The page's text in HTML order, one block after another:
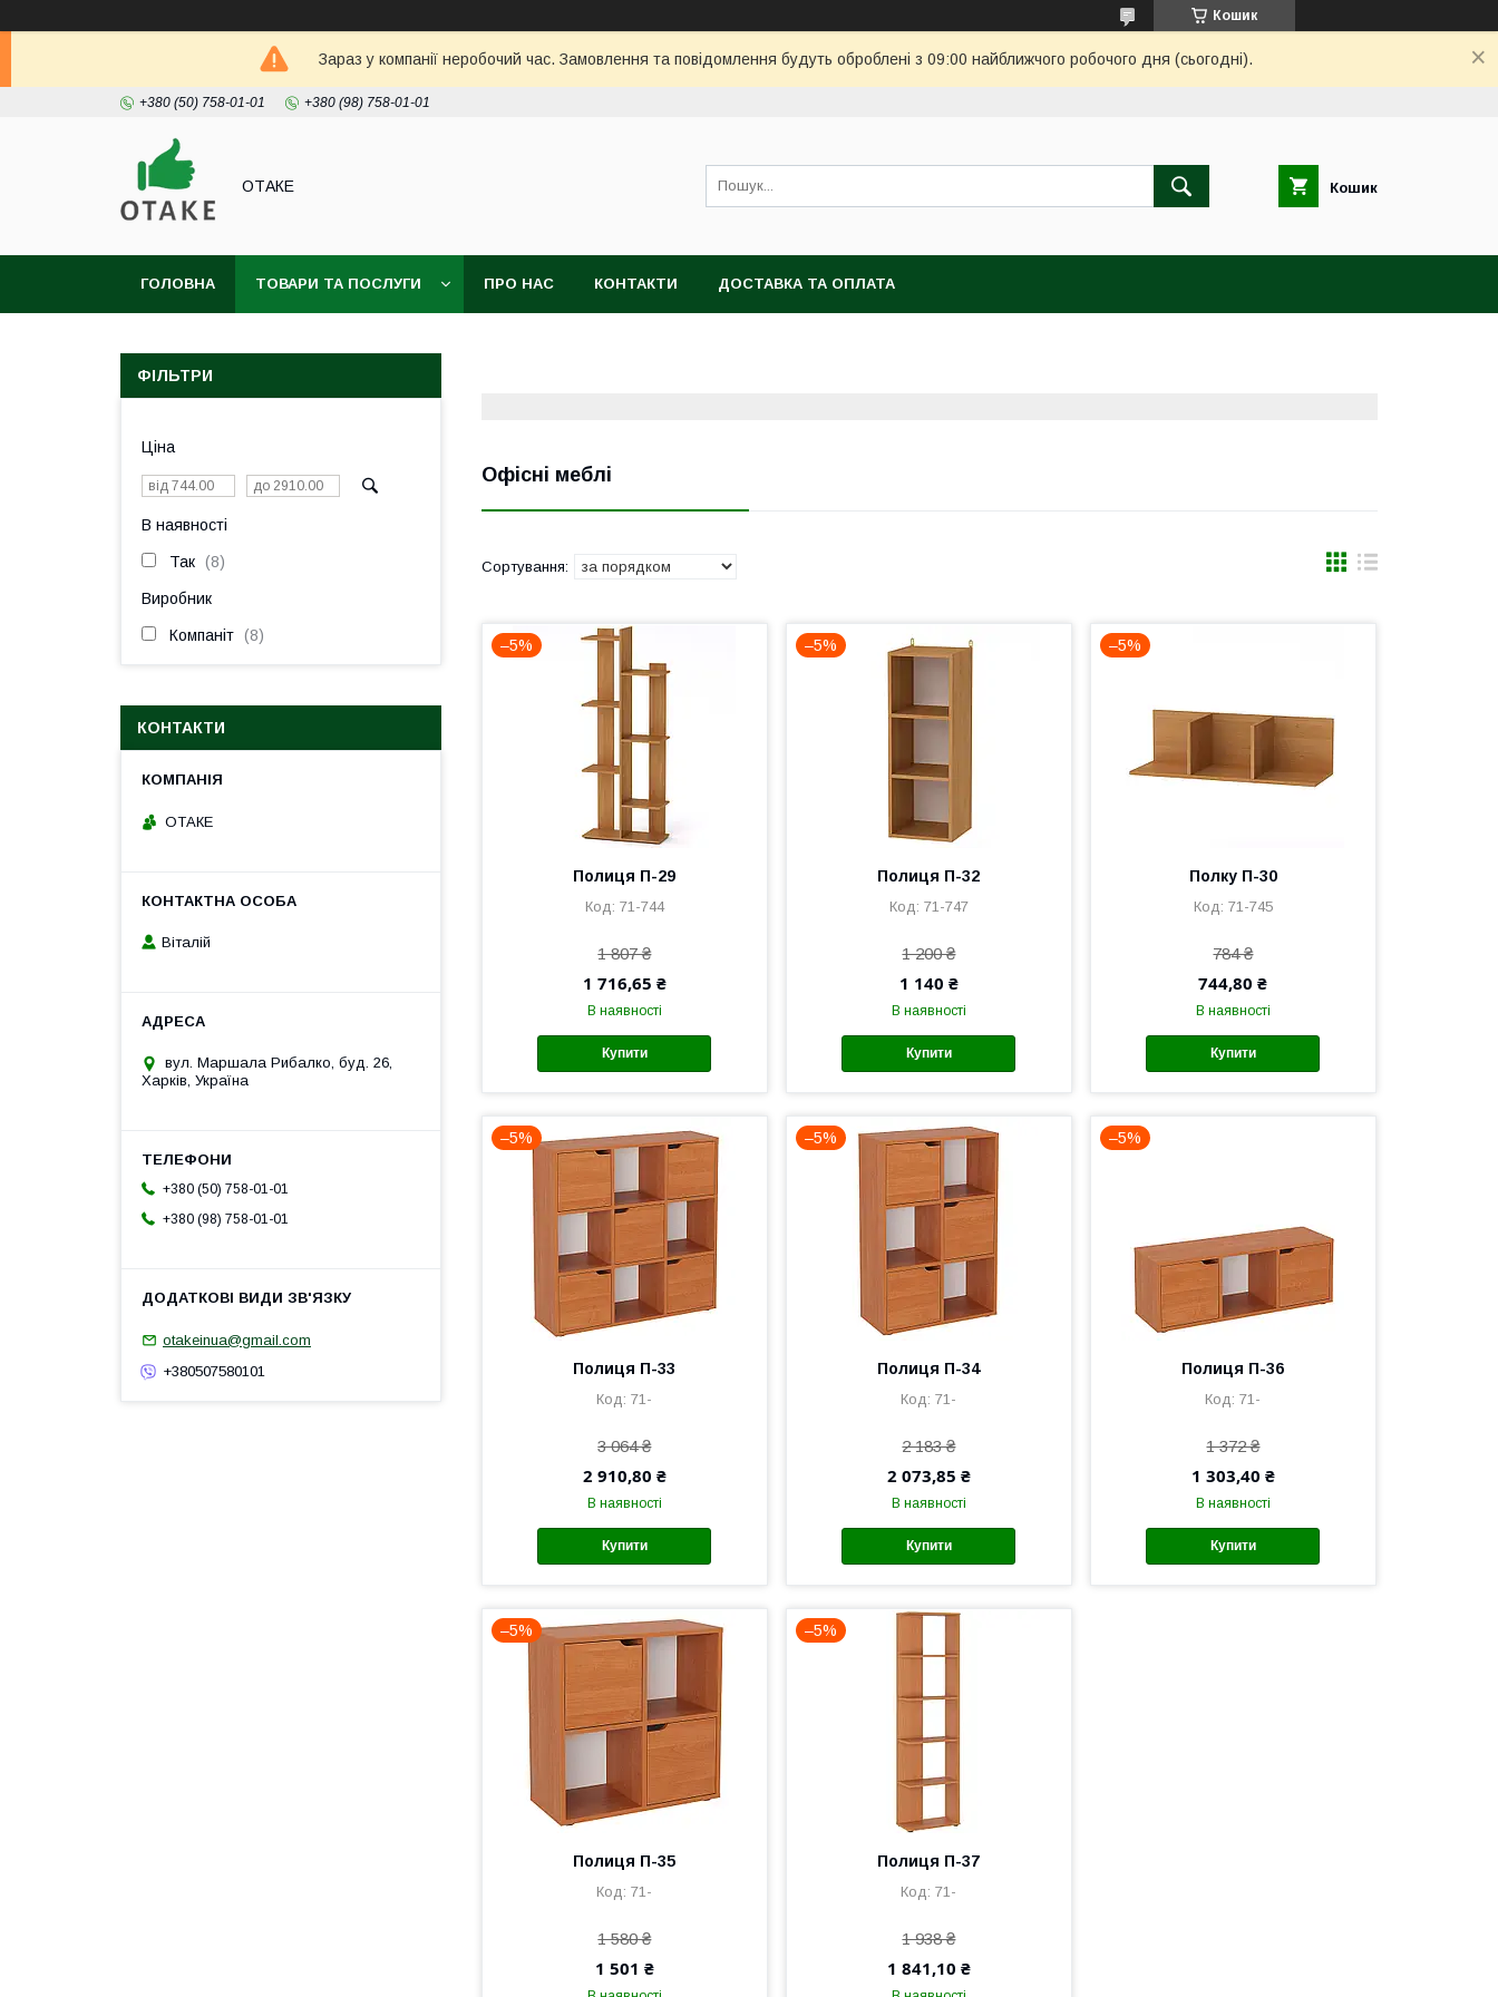
Кошик
Зараз у компанії неробочий час. Замовлення та повідомлення будуть оброблені з 09:00 найближчого робочого дня (сьогодні).
+380 (50) 758-01-01 +380 (98) 758-01-01
ОТАКЕ Кошик
ГОЛОВНА ТОВАРИ ТА ПОСЛУГИ ПРО НАС КОНТАКТИ ДОСТАВКА ТА ОПЛАТА
Офісні меблі
–5%
Полиця П-29
71-744
1 807 ₴
1 716,65 ₴
В наявності
Купити
–5%
Полиця П-32
71-747
1 200 ₴
1 140 ₴
В наявності
Купити
–5%
Полку П-30
71-745
784 ₴
744,80 ₴
В наявності
Купити
–5%
Полиця П-33
71-
3 064 ₴
2 910,80 ₴
В наявності
Купити
–5%
Полиця П-34
71-
2 183 ₴
2 073,85 ₴
В наявності
Купити
–5%
Полиця П-36
71-
1 372 ₴
1 303,40 ₴
В наявності
Купити
–5%
Полиця П-35
71-
1 580 ₴
1 501 ₴
–5%
Полиця П-37
71-
1 938 ₴
1 841,10 ₴
ФІЛЬТРИ
Ціна
В наявності
Так 8
Виробник
Компаніт 8
КОНТАКТИ
ОТАКЕ
Віталій
вул. Маршала Рибалко, буд. 26,
Харків, Україна
+380 (50) 758-01-01
+380 (98) 758-01-01
otakeinua@gmail.com
+380507580101